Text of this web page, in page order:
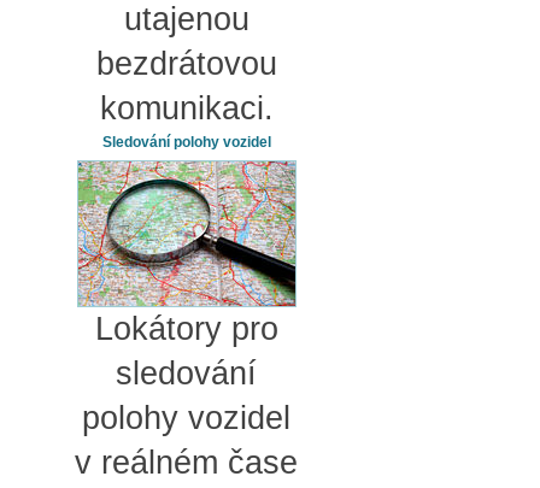
utajenou
bezdrátovou
komunikaci.
Sledování polohy vozidel
Lokátory pro
sledování
polohy vozidel
v reálném čase